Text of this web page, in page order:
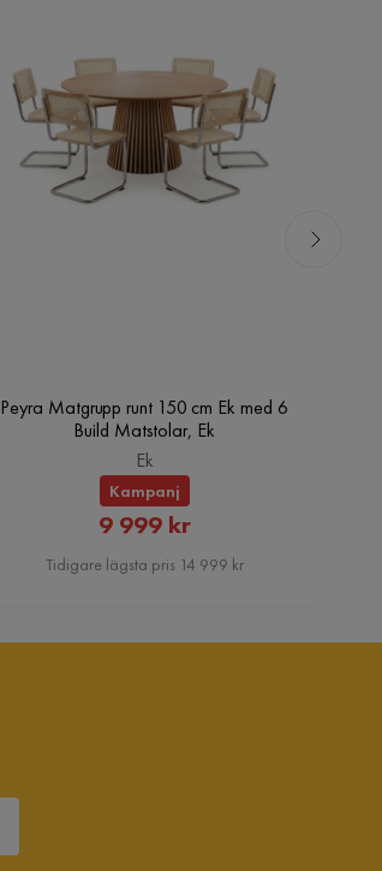
Peyra Matgrupp runt 150 cm Ek med 6
Build Matstolar, Ek
Ek
Kampanj
Rabatterat
Pris
9 999 kr
Tidigare lägsta pris 14 999 kr